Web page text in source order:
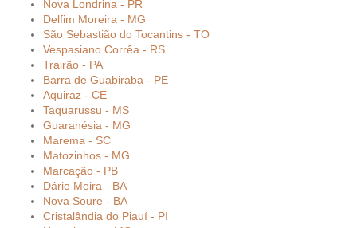
Nova Londrina - PR
Delfim Moreira - MG
São Sebastião do Tocantins - TO
Vespasiano Corrêa - RS
Trairão - PA
Barra de Guabiraba - PE
Aquiraz - CE
Taquarussu - MS
Guaranésia - MG
Marema - SC
Matozinhos - MG
Marcação - PB
Dário Meira - BA
Nova Soure - BA
Cristalândia do Piauí - PI